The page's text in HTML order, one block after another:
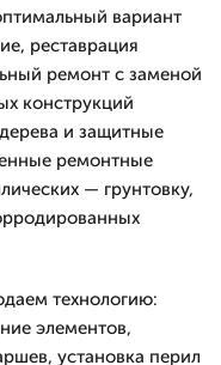
вариант
реставрация
ремонт с заменой
конструкций
и защитные
ремонтные
— грунтовку,
технологию:
элементов,
установка перил